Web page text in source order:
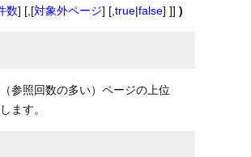
数] [,[対象外ページ] [, true|false] ]] )
参照回数の多い）ページの上位
ます。